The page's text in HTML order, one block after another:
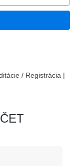
/ Registrácia |